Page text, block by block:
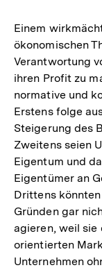
Einem
ökonomischen
Verantwortung
ihren Profit zu
normative und
Erstens folge
Steigerung des
Zweitens seien
Eigentum und
Eigentümer an
Drittens
Gründen gar
agieren, weil
orientierten
Unternehmen